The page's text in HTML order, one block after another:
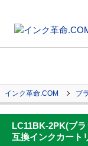
インク革命.COM ブ
LC11BK-2PK(ブ
互換インクカート